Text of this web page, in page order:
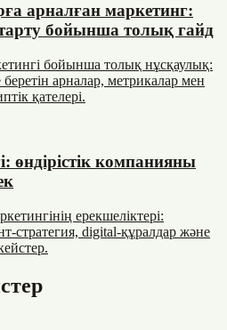
арналған маркетинг:
бойынша толық гайд
бойынша толық нұсқаулық:
арналар, метрикалар мен
қателері.
өндірістік компанияны
ерекшеліктері:
стратегия, digital-құралдар және